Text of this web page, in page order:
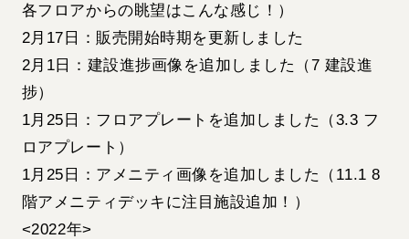
各フロアからの眺望はこんな感じ！）
2月17日：販売開始時期を更新しました
2月1日：建設進捗画像を追加しました（7 建設進
捗）
1月25日：フロアプレートを追加しました（3.3 フ
ロアプレート）
1月25日：アメニティ画像を追加しました（11.1 8
階アメニティデッキに注目施設追加！）
<2022年>